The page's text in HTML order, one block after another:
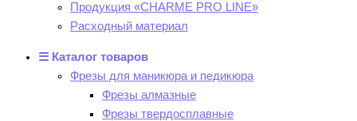
Продукция «CHARME PRO LINE»
Расходный материал
☰ Каталог товаров
Фрезы для маникюра и педикюра
Фрезы алмазные
Фрезы твердосплавные